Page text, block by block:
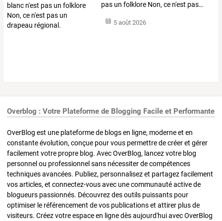
pas un folklore Non,ce n'est pas…
5 août 2026
Overblog : Votre Plateforme de Blogging Facile et Performante
OverBlog est une plateforme de blogs en ligne, moderne et en
constante évolution, conçue pour vous permettre de créer et gérer
facilement votre propre blog. Avec OverBlog, lancez votre blog
personnel ou professionnel sans nécessiter de compétences
techniques avancées. Publiez, personnalisez et partagez facilement
vos articles, et connectez-vous avec une communauté active de
blogueurs passionnés. Découvrez des outils puissants pour
optimiser le référencement de vos publications et attirer plus de
visiteurs. Créez votre espace en ligne dès aujourd'hui avec OverBlog